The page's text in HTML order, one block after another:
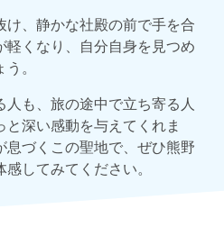
、静かな社殿の前で手を合
くなり、自分自身を見つめ
。
も、旅の途中で立ち寄る人
深い感動を与えてくれま
づくこの聖地で、ぜひ熊野
してみてください。